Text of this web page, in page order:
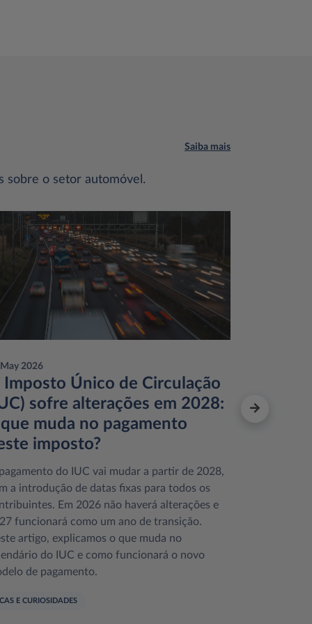
Saiba mais
sobre o setor automóvel.
2026
Imposto Único de Circulação
sofre alterações em 2028:
muda no pagamento
imposto?
do IUC vai mudar a partir de 2028,
a introdução de datas fixas para todos os
Em 2026 não haverá alterações e
funcionará como um ano de transição.
artigo, explicamos o que muda no
do IUC e como funcionará o novo
de pagamento.
E CURIOSIDADES